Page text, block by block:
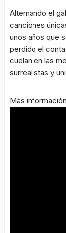
Alternando el
canciones
unos años que
perdido el
cuelan en las
surrealistas y
Más